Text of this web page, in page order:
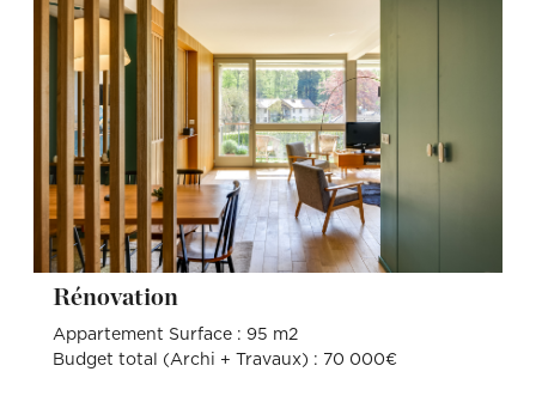
Rénovation
Appartement Surface : 95 m2
Budget total (Archi + Travaux) : 70 000€